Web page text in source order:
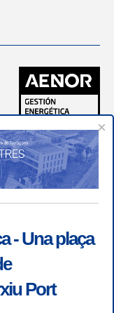
×
- Una plaça
Port